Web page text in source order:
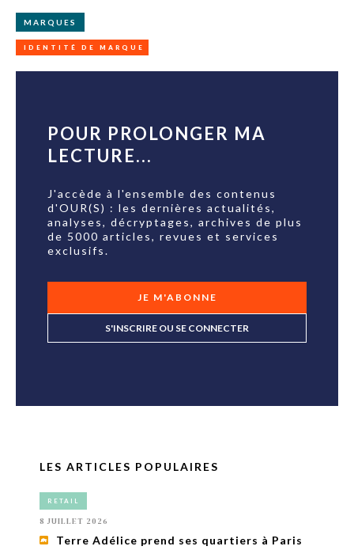
MARQUES
IDENTITÉ DE MARQUE
POUR PROLONGER MA
LECTURE...
J'accède à l'ensemble des contenus
d'OUR(S) : les dernières actualités,
analyses, décryptages, archives de plus
de 5000 articles, revues et services
exclusifs.
JE M'ABONNE
S'INSCRIRE OU SE CONNECTER
LES ARTICLES POPULAIRES
RETAIL
8 JUILLET 2026
Terre Adélice prend ses quartiers à Paris